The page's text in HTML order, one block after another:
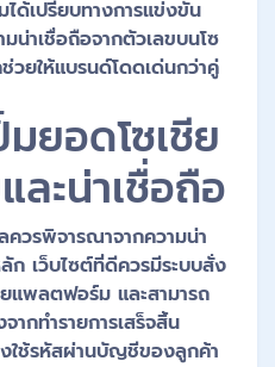
ด้เปรียบทางการแข่งขัน
น่าเชื่อถือจากตัวเลขบนโซ
วยให้แบรนด์โดดเด่นกว่าคู่
ยอดโซเชีย
ะน่าเชื่อถือ
ควรพิจารณาจากความน่า
ก เว็บไซต์ที่ดีควรมีระบบสั่ง
แพลตฟอร์ม และสามารถ
ากทำรายการเสร็จสิ้น
ใช้รหัสผ่านบัญชีของลูกค้า